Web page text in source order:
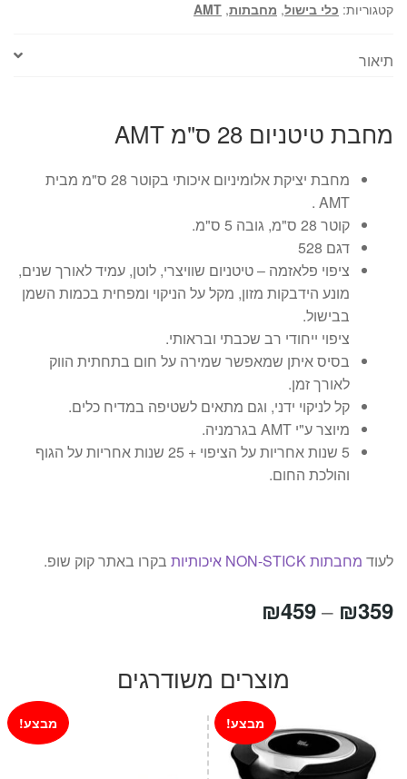
קטגוריות: כלי בישול, מחבתות,
AMT
תיאור
מחבת טיטניום 28 ס"מ AMT
מחבת יציקת אלומיניום איכותי בקוטר 28 ס"מ מבית
AMT .
קוטר 28 ס"מ, גובה 5 ס"מ.
דגם 528
ציפוי פלאזמה – טיטניום שוויצרי, לוטן, עמיד לאורך שנים,
מונע הידבקות מזון, מקל על הניקוי ומפחית בכמות השמן
בבישול.
ציפוי ייחודי רב שכבתי ובראותי.
בסיס איתן שמאפשר שמירה על חום בתחתית הווק
לאורך זמן.
קל לניקוי ידני, וגם מתאים לשטיפה במדיח כלים.
מיוצר ע"י AMT בגרמניה.
5 שנות אחריות על הציפוי + 25 שנות אחריות על הגוף
והולכת החום.
לעוד מחבתות NON-STICK איכותיות בקרו באתר קוק שופ.
₪359
–
₪459
עד
מוצרים משודרגים
מבצע! מבצע!